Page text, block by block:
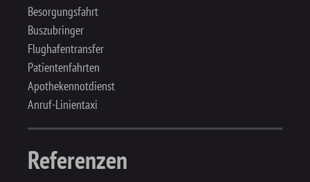
Besorgungsfahrt
Buszubringer
Flughafentransfer
Patientenfahrten
Apothekennotdienst
Anruf-Linientaxi
Referenzen